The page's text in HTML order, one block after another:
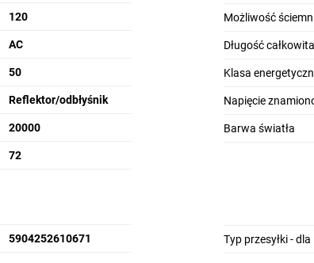
120
AC
50
Reflektor/odbłyśnik
20000
72
Możliwość
Długość
Klasa
Napięcie
Barwa światła
5904252610671 Typ przesyłki -